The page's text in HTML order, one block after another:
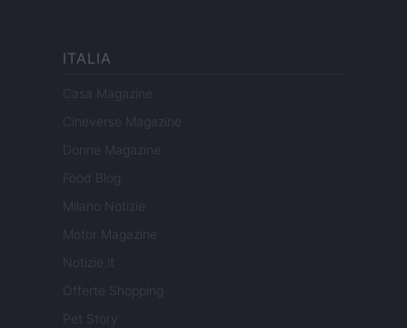
ITALIA
Casa Magazine
Cineverse Magazine
Donne Magazine
Food Blog
Milano Notizie
Motor Magazine
Notizie.it
Offerte Shopping
Pet Story